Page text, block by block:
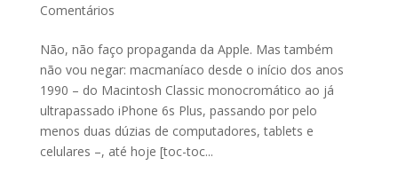
Comentários
Não, não faço propaganda da Apple. Mas também
não vou negar: macmaníaco desde o início dos anos
1990 – do Macintosh Classic monocromático ao já
ultrapassado iPhone 6s Plus, passando por pelo
menos duas dúzias de computadores, tablets e
celulares –, até hoje [toc-toc...